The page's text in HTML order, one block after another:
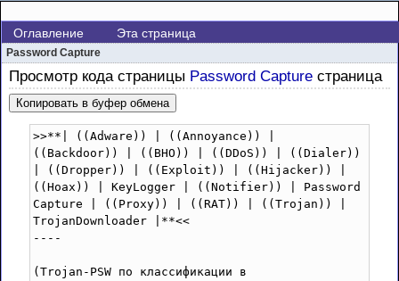
Оглавление Эта страница
Password Capture
Просмотр кода страницы Password Capture страница
Копировать в буфер обмена
>>**| ((Adware)) | ((Annoyance)) |
((Backdoor)) | ((BHO)) | ((DDoS)) | ((Dialer))
| ((Dropper)) | ((Exploit)) | ((Hijacker)) |
((Hoax)) | KeyLogger | ((Notifier)) | Password
Capture | ((Proxy)) | ((RAT)) | ((Trojan)) |
TrojanDownloader |**<<
----
(Trojan-PSW по классификации в